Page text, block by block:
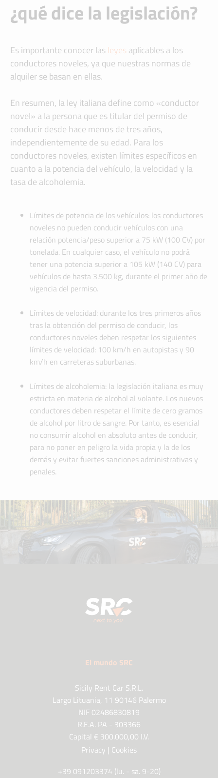
¿qué dice la legislación?
Es importante conocer las leyes aplicables a los
conductores noveles, ya que nuestras normas de
alquiler se basan en ellas.
En resumen, la ley italiana define como «conductor
novel» a la persona que es titular del permiso de
conducir desde hace menos de tres años,
independientemente de su edad. Para los
conductores noveles, existen límites específicos en
cuanto a la potencia del vehículo, la velocidad y la
tasa de alcoholemia.
Límites de potencia de los vehículos: los conductores
noveles no pueden conducir vehículos con una
relación potencia/peso superior a 75 kW (100 CV) por
tonelada. En cualquier caso, el vehículo no podrá
tener una potencia superior a 105 kW (140 CV) para
vehículos de hasta 3.500 kg, durante el primer año de
vigencia del permiso.
Límites de velocidad: durante los tres primeros años
tras la obtención del permiso de conducir, los
conductores noveles deben respetar los siguientes
límites de velocidad: 100 km/h en autopistas y 90
km/h en carreteras suburbanas.
Límites de alcoholemia: la legislación italiana es muy
estricta en materia de alcohol al volante. Los nuevos
conductores deben respetar el límite de cero gramos
de alcohol por litro de sangre. Por tanto, es esencial
no consumir alcohol en absoluto antes de conducir,
para no poner en peligro la vida propia y la de los
demás y evitar fuertes sanciones administrativas y
penales.
El mundo SRC
Sicily Rent Car S.R.L.
Largo Lituania, 11 90146 Palermo
NIF 02486830819
R.E.A. PA - 303366
Capital € 300.000,00 I.V.
Privacy | Cookies
+39 091203374 (lu. - sa. 9-20)